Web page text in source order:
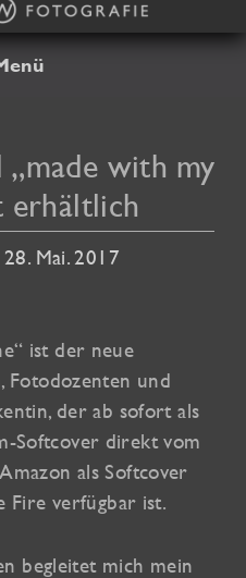
with my
erhältlich
28. Mai. 2017
ist der neue
Fotodozenten und
der ab sofort als
Softcover direkt vom
als Softcover
Fire verfügbar ist.
begleitet mich mein